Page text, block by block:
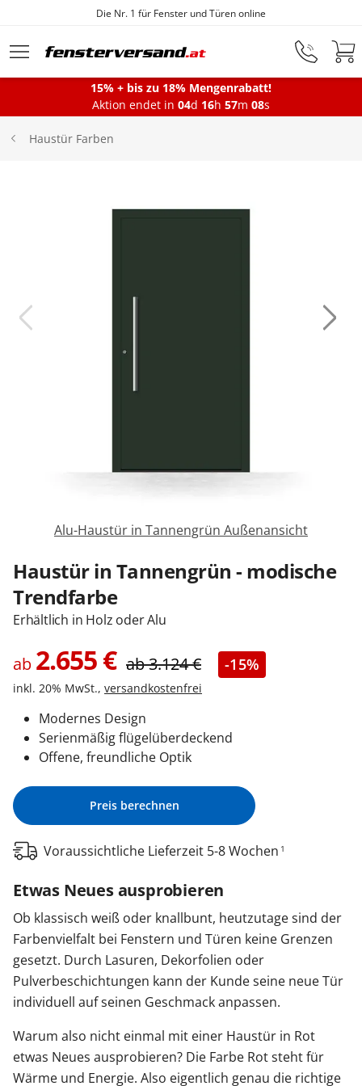
Zum Hauptinhalt springen
Die Nr. 1 für Fenster und Türen online
Fenster
Anmelden / Registrieren
Kontakt / Hilfe
15% + bis zu 18% Mengenrabatt!
Aktion endet in 04d 16h 57m 08s
Haustür Farben
Alu-Haustür in Tannengrün Außenansicht
Haustür in Tannengrün - modische
Trendfarbe
Erhältlich in Holz oder Alu
ab 2.655€ ab3.124€ -15%
inkl. 20% MwSt., versandkostenfrei
Modernes Design
Serienmäßig flügelüberdeckend
Offene, freundliche Optik
Preis berechnen
Voraussichtliche Lieferzeit 5-8 Wochen 1
Etwas Neues ausprobieren
Ob klassisch weiß oder knallbunt, heutzutage sind der
Farbenvielfalt bei Fenstern und Türen keine Grenzen
gesetzt. Durch Lasuren, Dekorfolien oder
Pulverbeschichtungen kann der Kunde seine neue Tür
individuell auf seinen Geschmack anpassen.
Warum also nicht einmal mit einer Haustür in Rot
etwas Neues ausprobieren? Die Farbe Rot steht für
Wärme und Energie. Also eigentlich genau die richtige